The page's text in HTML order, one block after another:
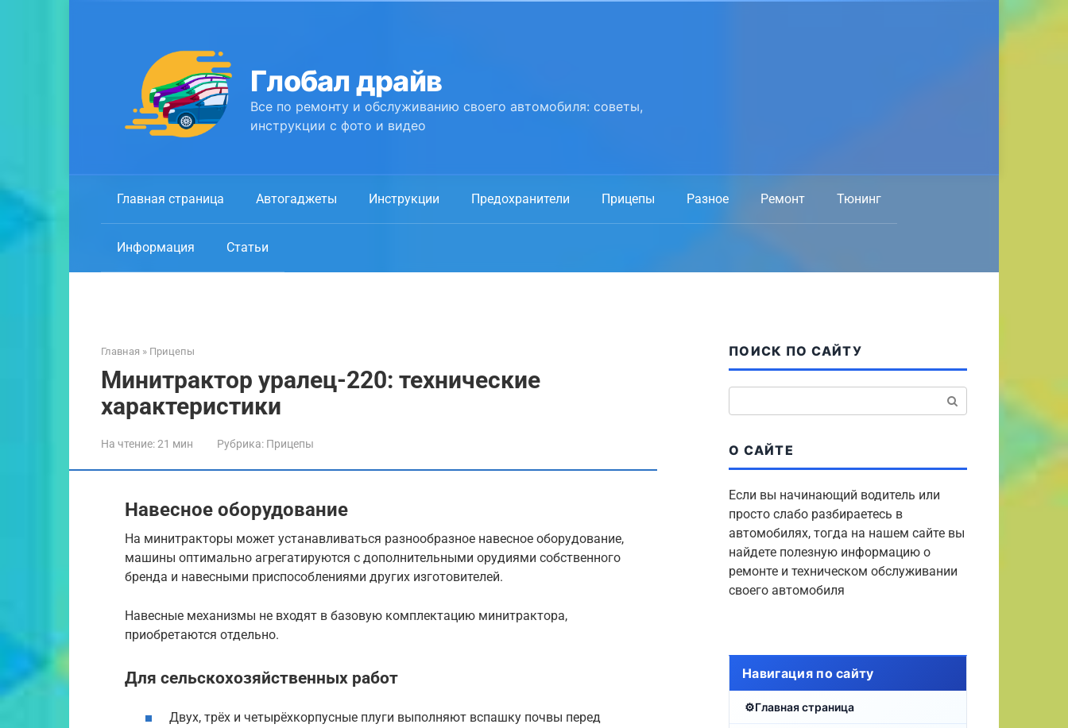
Глобал драйв
Все по ремонту и обслуживанию своего автомобиля: советы,
инструкции с фото и видео
Главная страница Автогаджеты Инструкции Предохранители Прицепы Разное Ремонт Тюнинг
Информация Статьи
Главная » Прицепы
Минитрактор уралец-220: технические
характеристики
На чтение:21 мин Рубрика: Прицепы
Навесное оборудование
На минитракторы может устанавливаться разнообразное навесное оборудование,
машины оптимально агрегатируются с дополнительными орудиями собственного
бренда и навесными приспособлениями других изготовителей.
Навесные механизмы не входят в базовую комплектацию минитрактора,
приобретаются отдельно.
Для сельскохозяйственных работ
Двух, трёх и четырёхкорпусные плуги выполняют вспашку почвы перед
ПОИСК ПО САЙТУ
О САЙТЕ
Если вы начинающий водитель или
просто слабо разбираетесь в
автомобилях, тогда на нашем сайте вы
найдете полезную информацию о
ремонте и техническом обслуживании
своего автомобиля
Навигация по сайту
Главная страница